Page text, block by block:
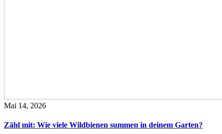
Mai 14, 2026
Zähl mit: Wie viele Wildbienen summen in deinem Garten?